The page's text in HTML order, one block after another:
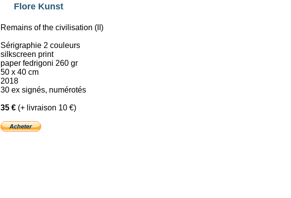
Flore Kunst
Remains of the civilisation (II)
Sérigraphie 2 couleurs
silkscreen print
paper fedrigoni 260 gr
50 x 40 cm
2018
30 ex signés, numérotés
35 € (+ livraison 10 €)